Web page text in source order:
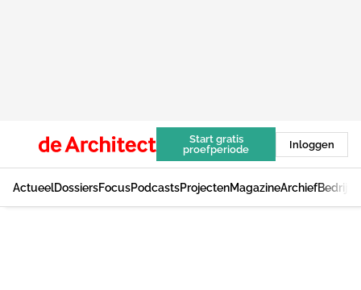
Start gratis
proefperiode
Inloggen
ActueelDossiersFocusPodcastsProjectenMagazineArchief